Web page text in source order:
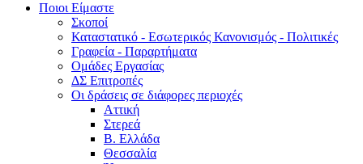
Ποιοι Είμαστε
Σκοποί
Καταστατικό - Εσωτερικός Κανονισμός - Πολιτικές
Γραφεία - Παραρτήματα
Ομάδες Εργασίας
ΔΣ Επιτροπές
Οι δράσεις σε διάφορες περιοχές
Αττική
Στερεά
Β. Ελλάδα
Θεσσαλία